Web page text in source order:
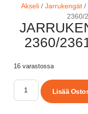
Akseli/ Jarrukengät/
2360/
2360/
16 varastossa
Lisää